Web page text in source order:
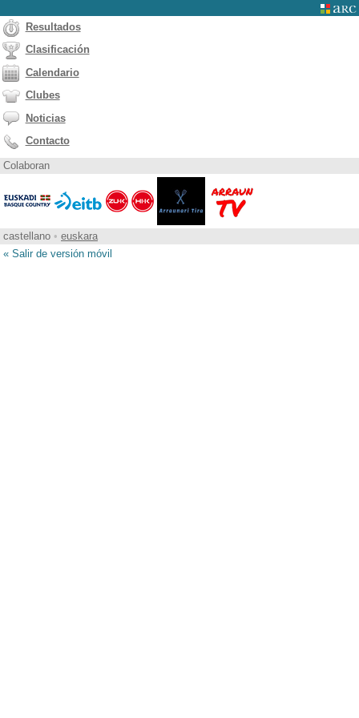
Resultados
Clasificación
Calendario
Clubes
Noticias
Contacto
Colaboran
castellano • euskara
« Salir de versión móvil